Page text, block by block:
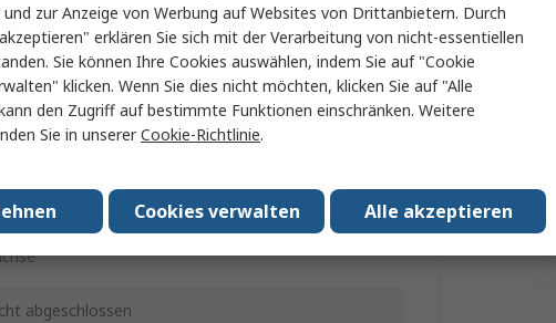
abgeschlossen
und zur Anzeige von Werbung auf Websites von Drittanbietern. Durch
erklären Sie sich mit der Verarbeitung von nicht-essentiellen
Sie können Ihre Cookies auswählen, indem Sie auf "Cookie
klicken. Wenn Sie dies nicht möchten, klicken Sie auf "Alle
den Zugriff auf bestimmte Funktionen einschränken. Weitere
Sie in unsererCookie-Richtlinie.
Alle akzeptieren
Cookies verwalten